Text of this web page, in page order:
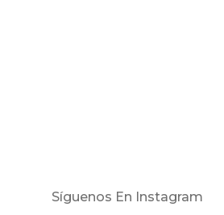
Síguenos En Instagram